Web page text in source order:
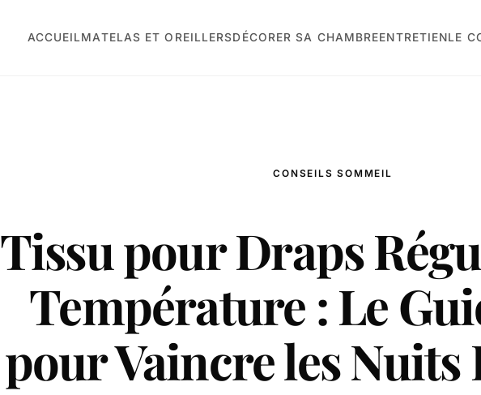
ACCUEILMATELAS ET OREILLERSDÉCORER SA CHAMBREENTRETIENLE
CONSEILS SOMMEIL
Tissu pour Draps
Température : Le
pour Vaincre les Nuits